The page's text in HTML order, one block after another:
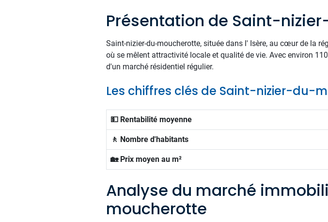
Présentation de Saint-
Saint-nizier-du-moucherotte, située dans l' Isère, au cœur de la
où se mêlent attractivité locale et qualité de vie. Avec environ
d'un marché résidentiel régulier.
Les chiffres clés de Saint-nizier-du-
💵 Rentabilité moyenne
🚶 Nombre d'habitants
🏡 Prix moyen au m²
Analyse du marché
moucherotte